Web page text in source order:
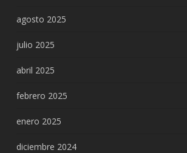
agosto 2025
julio 2025
abril 2025
febrero 2025
enero 2025
diciembre 2024